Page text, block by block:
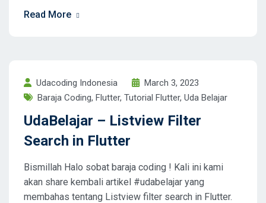
Read More
Udacoding Indonesia
March 3, 2023
Baraja Coding, Flutter, Tutorial Flutter, Uda Belajar
UdaBelajar – Listview Filter
Search in Flutter
Bismillah Halo sobat baraja coding ! Kali ini kami
akan share kembali artikel #udabelajar yang
membahas tentang Listview filter search in Flutter.